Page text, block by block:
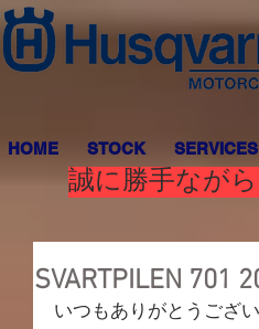
HOME STOCK SERVICES
誠に勝手なが
SVARTPILEN 701
いつもありがとうござい